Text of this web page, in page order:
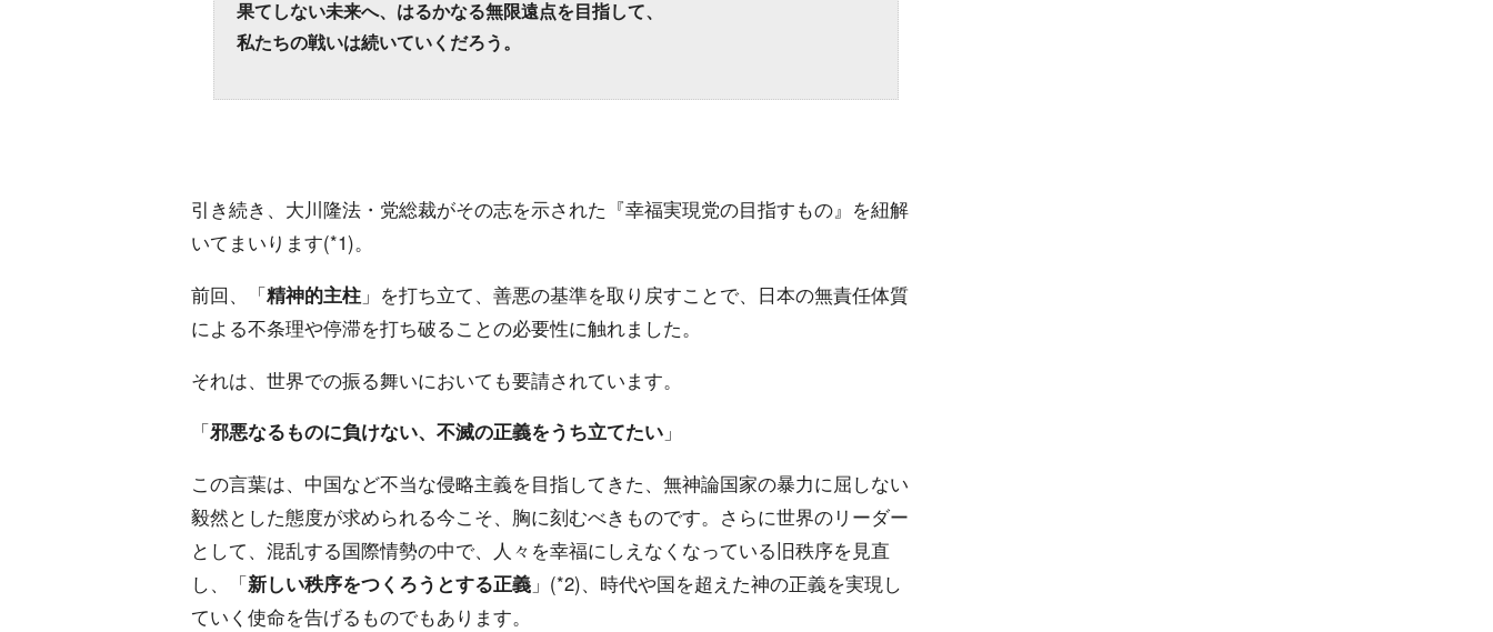
果てしない未来へ、はるかなる無限遠点を目指して、
私たちの戦いは続いていくだろう。
引き続き、大川隆法・党総裁がその志を示された『幸福実現党の目指すもの』を紐解
いてまいります(*1)。
前回、「精神的主柱 」を打ち立て、善悪の基準を取り戻すことで、日本の無責任体質
による不条理や停滞を打ち破ることの必要性に触れました。
それは、世界での振る舞いにおいても要請されています。
「邪悪なるものに負けない、不滅の正義をうち立てたい 」
この言葉は、中国など不当な侵略主義を目指してきた、無神論国家の暴力に屈しない
毅然とした態度が求められる今こそ、胸に刻むべきものです。さらに世界のリーダー
として、混乱する国際情勢の中で、人々を幸福にしえなくなっている旧秩序を見直
し、「新しい秩序をつくろうとする正義 」(*2)、時代や国を超えた神の正義を実現し
ていく使命を告げるものでもあります。